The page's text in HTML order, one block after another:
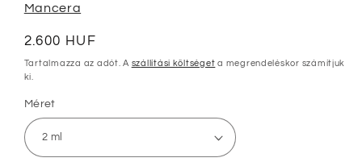
Mancera
Normál
ár
2.600 HUF
Tartalmazza az adót. A szállítási költséget a megrendeléskor számítjuk
ki.
Méret